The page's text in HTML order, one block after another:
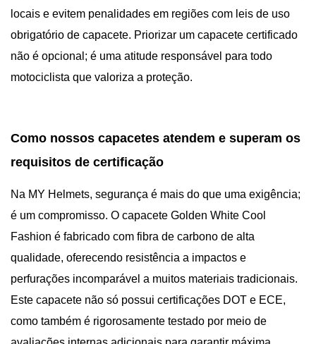
locais e evitem penalidades em regiões com leis de uso
obrigatório de capacete. Priorizar um capacete certificado
não é opcional; é uma atitude responsável para todo
motociclista que valoriza a proteção.
Como nossos capacetes atendem e superam os
requisitos de certificação
Na MY Helmets, segurança é mais do que uma exigência;
é um compromisso. O capacete Golden White Cool
Fashion é fabricado com fibra de carbono de alta
qualidade, oferecendo resistência a impactos e
perfurações incomparável a muitos materiais tradicionais.
Este capacete não só possui certificações DOT e ECE,
como também é rigorosamente testado por meio de